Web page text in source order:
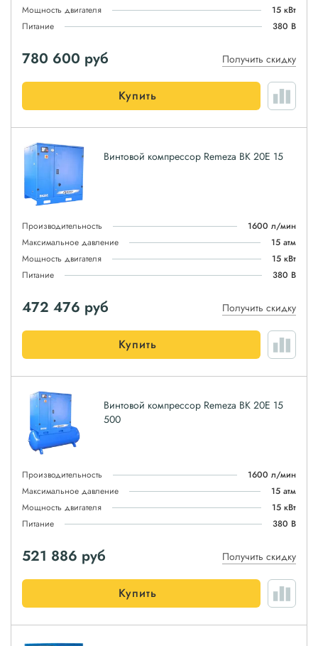
Мощность двигателя
15 кВт
Питание
380 В
780 600 руб Получить скидку
Купить
Винтовой компрессор Remeza ВК 20Е 15
Производительность
1600 л/мин
Максимальное давление
15 атм
Мощность двигателя
15 кВт
Питание
380 В
472 476 руб Получить скидку
Купить
Винтовой компрессор Remeza ВК 20Е 15
500
Производительность
1600 л/мин
Максимальное давление
15 атм
Мощность двигателя
15 кВт
Питание
380 В
521 886 руб Получить скидку
Купить